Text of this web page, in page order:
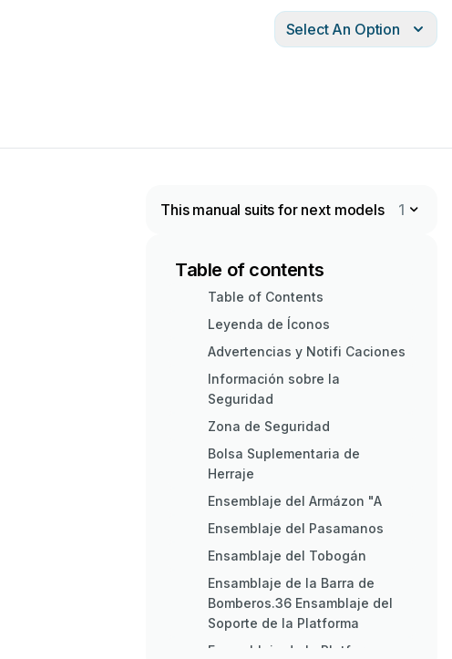
Select An Option
This manual suits for next models 1
Table of contents
Table of Contents
Leyenda de Íconos
Advertencias y Notifi Caciones
Información sobre la
Seguridad
Zona de Seguridad
Bolsa Suplementaria de
Herraje
Ensemblaje del Armázon "A
Ensemblaje del Pasamanos
Ensamblaje del Tobogán
Ensamblaje de la Barra de
Bomberos.36 Ensamblaje del
Soporte de la Platforma
Ensamblaje de la Platforma